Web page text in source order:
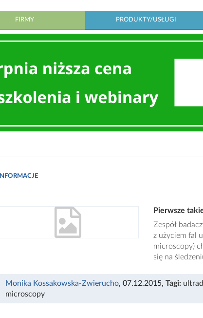
FIRMY PRODUKTY/USŁUGI
INFORMACJE
Pierwsze
Zespół
z użyciem fal
microscopy)
się na
Monika Kossakowska-Zwierucho, 07.12.2015, Tagi:
microscopy